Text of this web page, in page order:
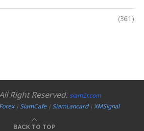
(361)
Right Reserved. siam2r.com
|SiamCafe|SiamLancard|XMSignal
BACK TO TOP